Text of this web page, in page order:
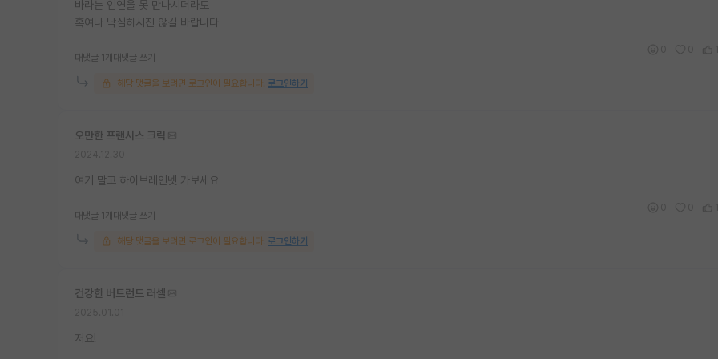
바라는 인연을 못 만나시더라도
혹여나 낙심하시진 않길 바랍니다
대댓글 1개 대댓글 쓰기
해당 댓글을 보려면 로그인이 필요합니다. 로그인하기
오만한 프랜시스 크릭
여기 말고 하이브레인넷 가보세요
대댓글 1개 대댓글 쓰기
해당 댓글을 보려면 로그인이 필요합니다. 로그인하기
건강한 버트런드 러셀
저요!